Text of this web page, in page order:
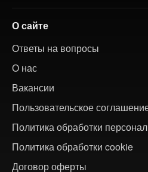
О сайте
Ответы на вопросы
О нас
Вакансии
Пользовательское
Политика обработки
Политика обработки cookie
Договор оферты